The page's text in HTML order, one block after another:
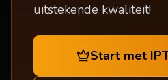
uitstekende kwaliteit!
Start met